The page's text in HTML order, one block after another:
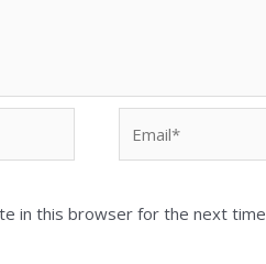
in this browser for the next